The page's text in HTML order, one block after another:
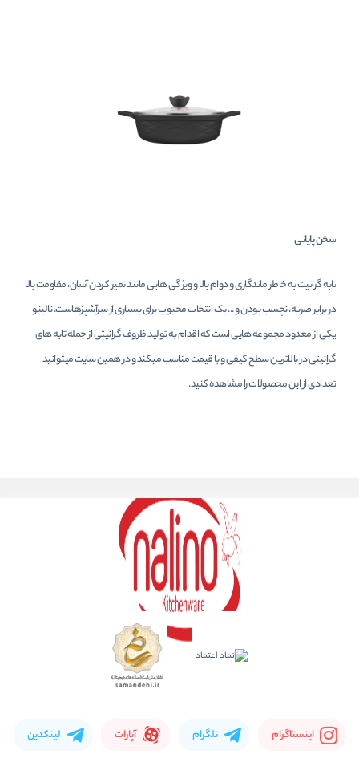
سخن پایانی
تابه گرانیت به خاطر ماندگاری و دوام بالا و ویژگی هایی مانند تمیز کردن آسان، مقاومت بالا
در برابر ضربه، نچسب بودن و ... یک انتخاب محبوب برای بسیاری از سرآشپزهاست. نالینو
یکی از معدود مجموعه هایی است که اقدام به تولید ظروف گرانیتی از جمله تابه های
گرانیتی در بالاترین سطح کیفی و با قیمت مناسب میکند و در همین سایت میتوانید
تعدادی از این محصولات را مشاهده کنید.
اینستاگرام تلگرام آپارات لینکدین